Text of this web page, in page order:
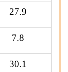
27.9
7.8
30.1